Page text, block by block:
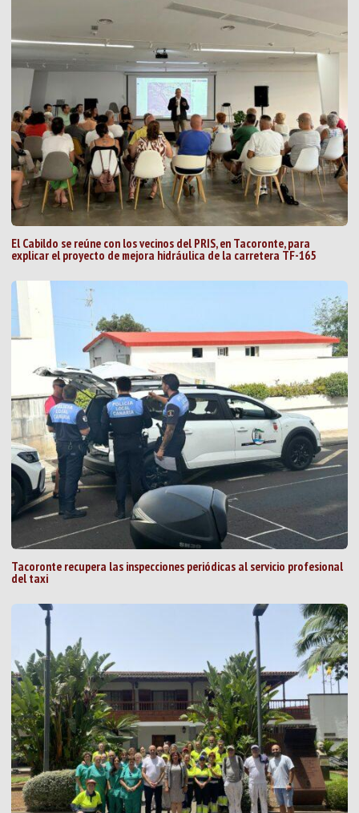
El Cabildo se reúne con los vecinos del PRIS, en Tacoronte, para
explicar el proyecto de mejora hidráulica de la carretera TF-165
Tacoronte recupera las inspecciones periódicas al servicio profesional
del taxi